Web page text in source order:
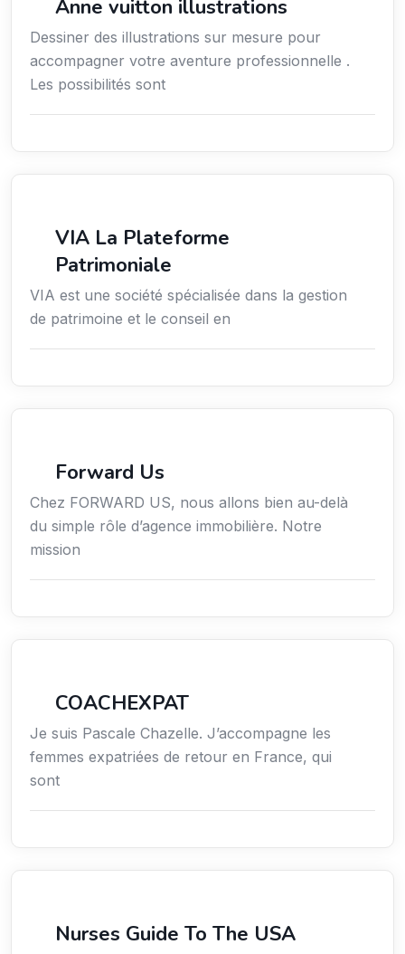
Anne vuitton illustrations
Dessiner des illustrations sur mesure pour
accompagner votre aventure professionnelle .
Les possibilités sont
VIA La Plateforme
Patrimoniale
VIA est une société spécialisée dans la gestion
de patrimoine et le conseil en
Forward Us
Chez FORWARD US, nous allons bien au-delà
du simple rôle d’agence immobilière. Notre
mission
COACHEXPAT
Je suis Pascale Chazelle. J’accompagne les
femmes expatriées de retour en France, qui
sont
Nurses Guide To The USA